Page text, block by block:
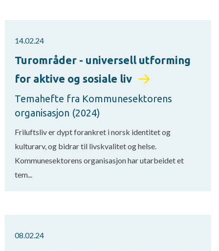
14.02.24
Turområder - universell utforming
for aktive og sosiale liv
Temahefte fra Kommunesektorens
organisasjon (2024)
Friluftsliv er dypt forankret i norsk identitet og
kulturarv, og bidrar til livskvalitet og helse.
Kommunesektorens organisasjon har utarbeidet et
tem...
08.02.24